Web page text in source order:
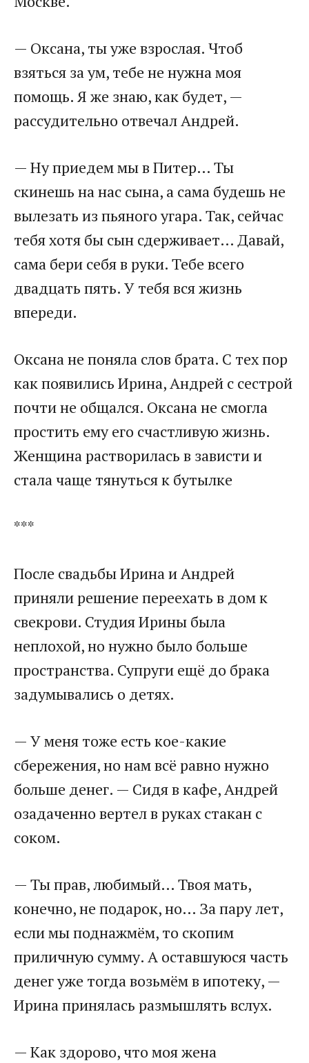
​— Оксана, ты уже взрослая. Чтоб
взяться за ум, тебе не нужна моя
помощь. Я же знаю, как будет, —
рассудительно отвечал Андрей.​
​— Ну приедем мы в Питер… Ты
скинешь на нас сына, а сама будешь не
вылезать из пьяного угара. Так, сейчас
тебя хотя бы сын сдерживает… Давай,
сама бери себя в руки. Тебе всего
двадцать пять. У тебя вся жизнь
впереди.​
​Оксана не поняла слов брата. С тех пор
как появились Ирина, Андрей с сестрой
почти не общался. Оксана не смогла
простить ему его счастливую жизнь.
Женщина растворилась в зависти и
стала чаще тянуться к бутылке​
​***​
​После свадьбы Ирина и Андрей
приняли решение переехать в дом к
свекрови. Студия Ирины была
неплохой, но нужно было больше
пространства. Супруги ещё до брака
задумывались о детях.​
​— У меня тоже есть кое-какие
сбережения, но нам всё равно нужно
больше денег. — Сидя в кафе, Андрей
озадаченно вертел в руках стакан с
соком.​
​— Ты прав, любимый… Твоя мать,
конечно, не подарок, но… За пару лет,
если мы поднажмём, то скопим
приличную сумму. А оставшуюся часть
денег уже тогда возьмём в ипотеку, —
Ирина принялась размышлять вслух.​
​— Как здорово, что моя жена